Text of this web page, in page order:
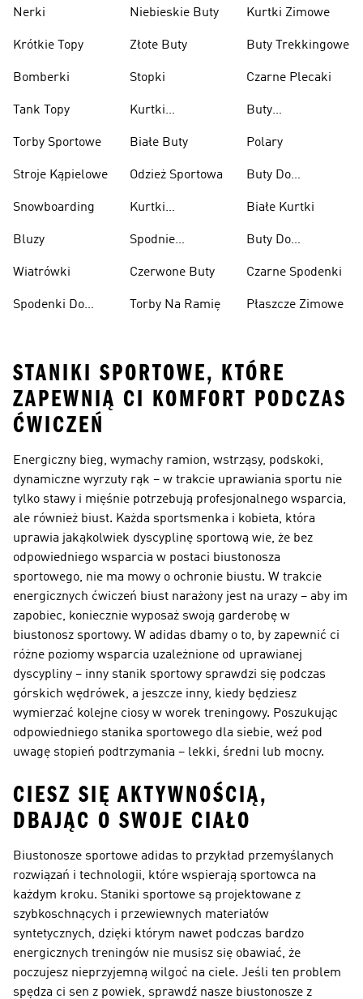
Nerki
Krótkie Topy
Bomberki
Tank Topy
Torby Sportowe
Stroje Kąpielowe
Snowboarding
Bluzy
Wiatrówki
Spodenki Do
Niebieskie Buty
Złote Buty
Stopki
Kurtki
Białe Buty
Odzież Sportowa
Kurtki
Spodnie
Czerwone Buty
Torby Na Ramię
Kurtki Zimowe
Buty Trekkingowe
Czarne Plecaki
Buty
Polary
Buty Do
Ciężarów
Białe Kurtki
Buty Do
Czarne Spodenki
Płaszcze Zimowe
STANIKI SPORTOWE, KTÓRE
ZAPEWNIĄ CI KOMFORT PODCZAS
ĆWICZEŃ
Energiczny bieg, wymachy ramion, wstrząsy, podskoki,
dynamiczne wyrzuty rąk – w trakcie uprawiania sportu nie
tylko stawy i mięśnie potrzebują profesjonalnego wsparcia,
ale również biust. Każda sportsmenka i kobieta, która
uprawia jakąkolwiek dyscyplinę sportową wie, że bez
odpowiedniego wsparcia w postaci biustonosza
sportowego, nie ma mowy o ochronie biustu. W trakcie
energicznych ćwiczeń biust narażony jest na urazy – aby im
zapobiec, koniecznie wyposaż swoją garderobę w
biustonosz sportowy. W adidas dbamy o to, by zapewnić ci
różne poziomy wsparcia uzależnione od uprawianej
dyscypliny – inny stanik sportowy sprawdzi się podczas
górskich wędrówek, a jeszcze inny, kiedy będziesz
wymierzać kolejne ciosy w worek treningowy. Poszukując
odpowiedniego stanika sportowego dla siebie, weź pod
uwagę stopień podtrzymania – lekki, średni lub mocny.
CIESZ SIĘ AKTYWNOŚCIĄ,
DBAJĄC O SWOJE CIAŁO
Biustonosze sportowe adidas to przykład przemyślanych
rozwiązań i technologii, które wspierają sportowca na
każdym kroku. Staniki sportowe są projektowane z
szybkoschnących i przewiewnych materiałów
syntetycznych, dzięki którym nawet podczas bardzo
energicznych treningów nie musisz się obawiać, że
poczujesz nieprzyjemną wilgoć na ciele. Jeśli ten problem
spędza ci sen z powiek, sprawdź nasze biustonosze z